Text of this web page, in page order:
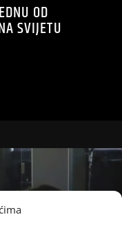
OD
SVIJETU